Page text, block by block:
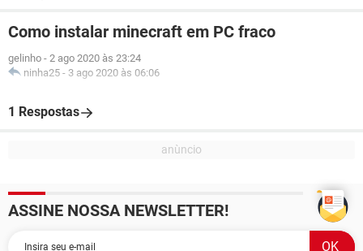
Como instalar minecraft em PC fraco
gelinho - 2 ago 2020 às 23:24
ninha25 - 3 ago 2020 às 06:06
1 Respostas
ASSINE NOSSA NEWSLETTER!